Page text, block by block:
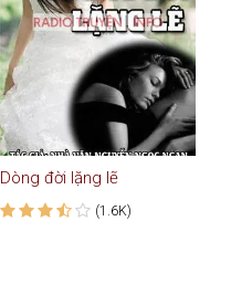
Dòng đời lặng lẽ
(1.6K)